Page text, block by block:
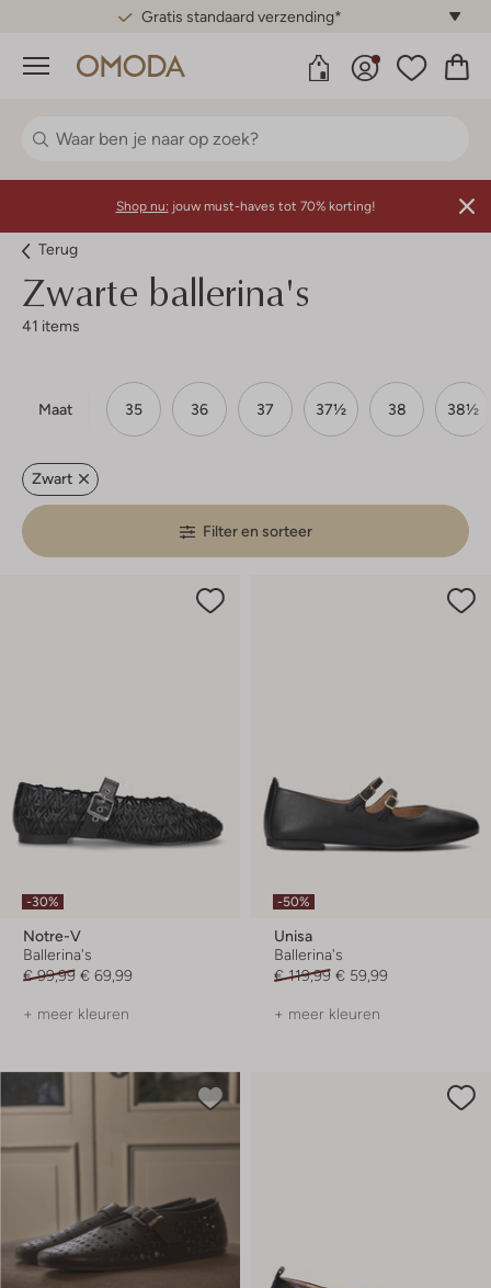
Gratis standaard verzending*
Menu
Shop nu: jouw must-haves tot 70% korting!
Terug
Zwarte ballerina's
41 items
Maat 35 36 37 37½ 38 38½
Zwart
Filter en sorteer
-30%
Notre-V
Ballerina's
€ 99,99 € 69,99
+ meer kleuren
-50%
Unisa
Ballerina's
€ 119,99 € 59,99
+ meer kleuren